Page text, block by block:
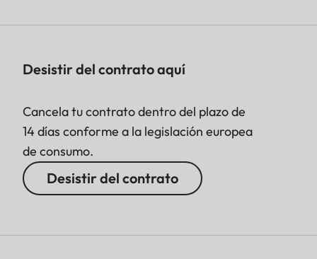
Desistir del contrato aquí
Cancela tu contrato dentro del plazo de
14 días conforme a la legislación europea
de consumo.
Desistir del contrato